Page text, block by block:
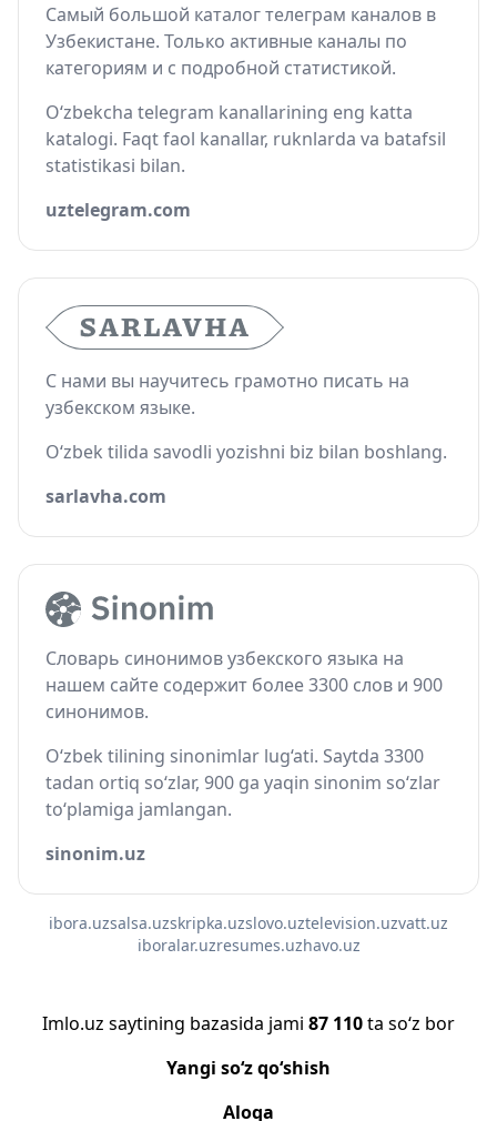
Самый большой каталог телеграм каналов в
Узбекистане. Только активные каналы по
категориям и с подробной статистикой.
O‘zbekcha telegram kanallarining eng katta
katalogi. Faqt faol kanallar, ruknlarda va batafsil
statistikasi bilan.
uztelegram.com
С нами вы научитесь грамотно писать на
узбекском языке.
O‘zbek tilida savodli yozishni biz bilan boshlang.
sarlavha.com
Словарь синонимов узбекского языка на
нашем сайте содержит более 3300 слов и 900
синонимов.
O‘zbek tilining sinonimlar lug‘ati. Saytda 3300
tadan ortiq so‘zlar, 900 ga yaqin sinonim so‘zlar
to‘plamiga jamlangan.
sinonim.uz
ibora.uzsalsa.uzskripka.uzslovo.uztelevision.uzvatt.uz
iboralar.uzresumes.uzhavo.uz
Imlo.uz saytining bazasida jami 87 110ta so‘z bor
Yangi so‘z qo‘shish
Aloqa